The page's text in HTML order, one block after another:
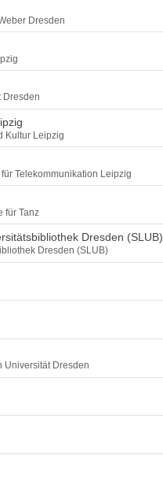
Dresden
Dresden
Kultur Leipzig
Telekommunikation Leipzig
für Tanz
Dresden (SLUB)
Dresden (SLUB)
Universität Dresden